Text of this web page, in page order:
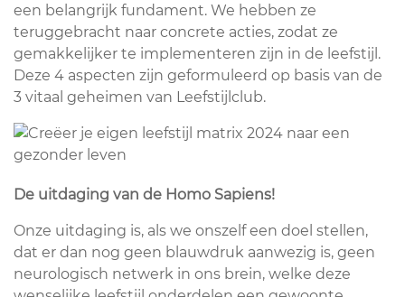
een belangrijk fundament. We hebben ze
teruggebracht naar concrete acties, zodat ze
gemakkelijker te implementeren zijn in de leefstijl.
Deze 4 aspecten zijn geformuleerd op basis van de
3 vitaal geheimen van Leefstijlclub.
De uitdaging van de Homo Sapiens!
Onze uitdaging is, als we onszelf een doel stellen,
dat er dan nog geen blauwdruk aanwezig is, geen
neurologisch netwerk in ons brein, welke deze